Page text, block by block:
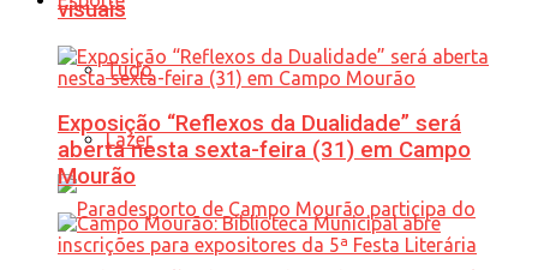
Tudo
Lazer
visuais
Exposição “Reflexos da Dualidade” será
aberta nesta sexta-feira (31) em Campo
Mourão